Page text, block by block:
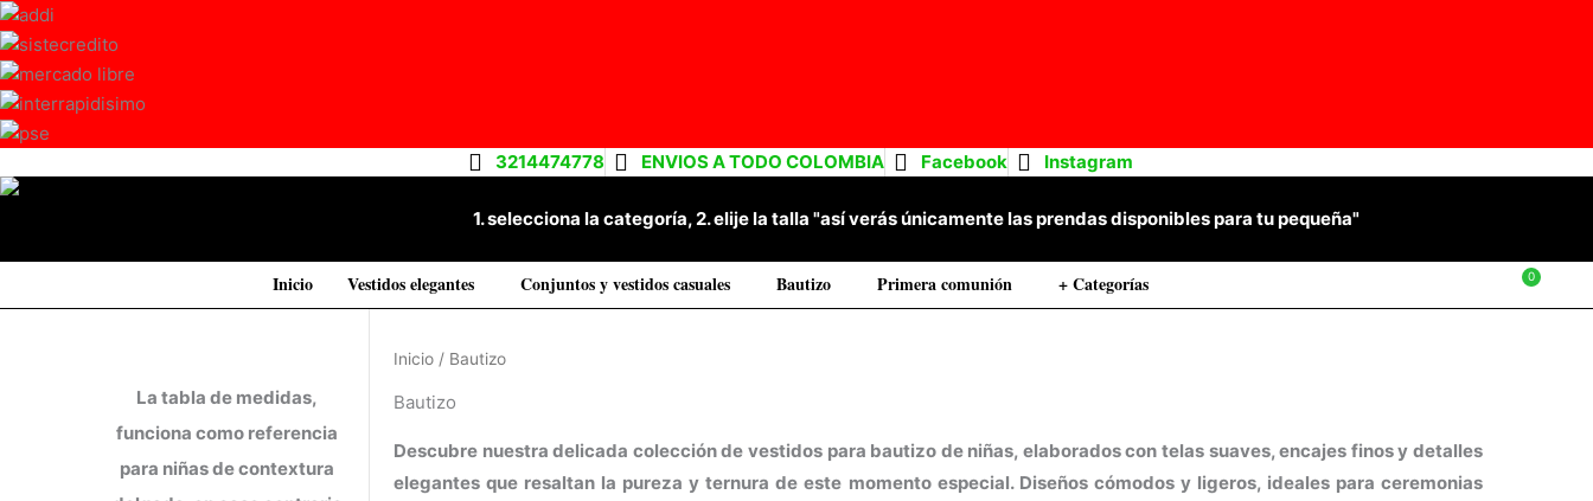
Ir
al
contenido
3214474778 ENVIOS A TODO COLOMBIA Facebook Instagram
1. selecciona la categoría, 2. elije la talla "así verás únicamente las prendas disponibles para tu pequeña"
Inicio Vestidos elegantes Conjuntos y vestidos casuales Bautizo Primera comunión + Categorías
La tabla de medidas,
funciona como referencia
para niñas de contextura
Inicio / Bautizo
Bautizo
Descubre nuestra delicada colección de vestidos para bautizo de niñas, elaborados con telas suaves, encajes finos y detalles
elegantes que resaltan la pureza y ternura de este momento especial. Diseños cómodos y ligeros, ideales para ceremonias